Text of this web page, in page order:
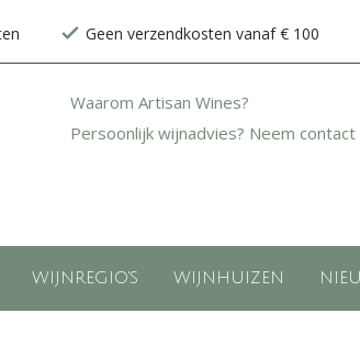
Geen verzendkosten vanaf € 100
Waarom Artisan Wines?
Persoonlijk wijnadvies? Neem contact
WIJNREGIO'S WIJNHUIZEN